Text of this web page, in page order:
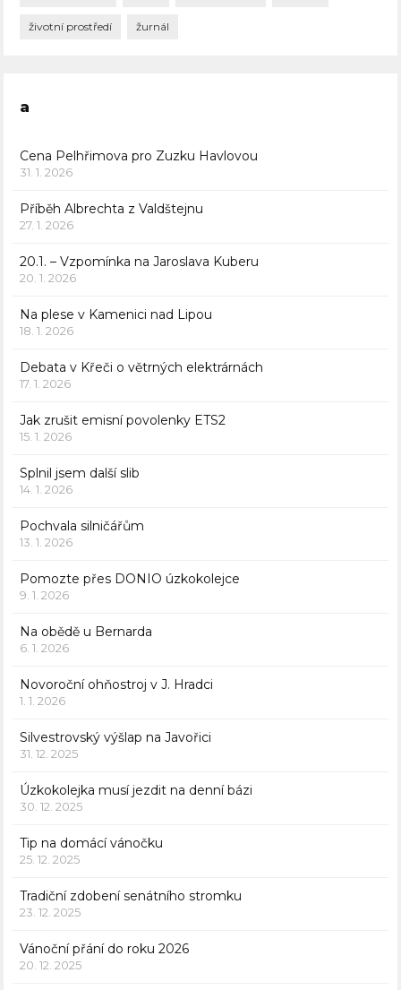
životní prostředí žurnál
a
Cena Pelhřimova pro Zuzku Havlovou
31. 1. 2026
Příběh Albrechta z Valdštejnu
27. 1. 2026
20.1. – Vzpomínka na Jaroslava Kuberu
20. 1. 2026
Na plese v Kamenici nad Lipou
18. 1. 2026
Debata v Křeči o větrných elektrárnách
17. 1. 2026
Jak zrušit emisní povolenky ETS2
15. 1. 2026
Splnil jsem další slib
14. 1. 2026
Pochvala silničářům
13. 1. 2026
Pomozte přes DONIO úzkokolejce
9. 1. 2026
Na obědě u Bernarda
6. 1. 2026
Novoroční ohňostroj v J. Hradci
1. 1. 2026
Silvestrovský výšlap na Javořici
31. 12. 2025
Úzkokolejka musí jezdit na denní bázi
30. 12. 2025
Tip na domácí vánočku
25. 12. 2025
Tradiční zdobení senátního stromku
23. 12. 2025
Vánoční přání do roku 2026
20. 12. 2025